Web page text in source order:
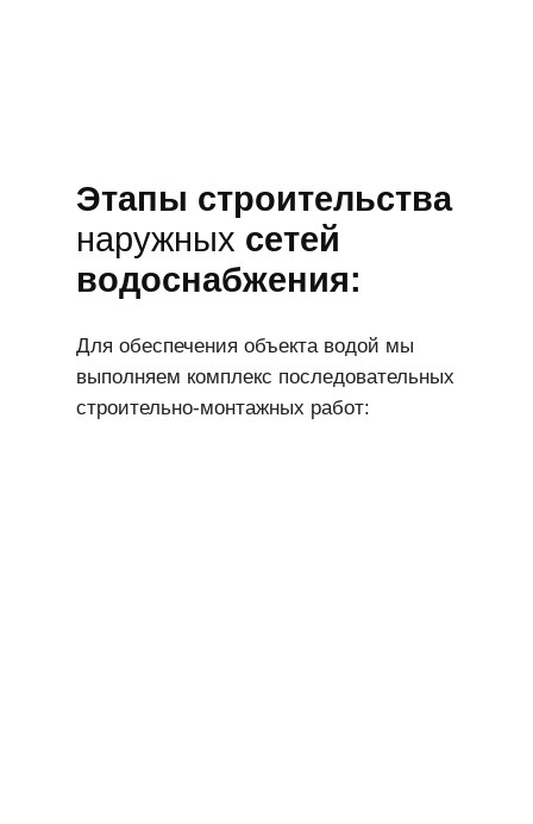
Для обеспечения объекта водой мы
выполняем комплекс последовательных
строительно-монтажных работ:
Этапы строительства
наружных сетей
водоснабжения: